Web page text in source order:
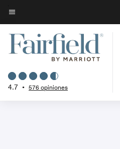
Skip
to
main
content
Texto del menú
4.7 • 576 opiniones